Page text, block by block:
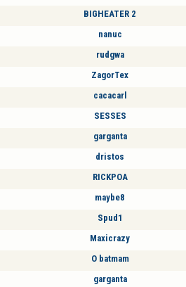
BIGHEATER 2
nanuc
rudgwa
ZagorTex
cacacarl
SESSES
garganta
dristos
RICKPOA
maybe8
Spud1
Maxicrazy
O batmam
garganta